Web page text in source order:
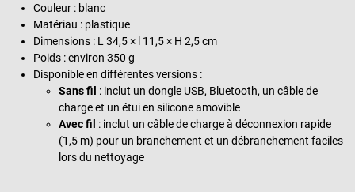
Couleur : blanc
Matériau : plastique
Dimensions : L 34,5 × l 11,5 × H 2,5 cm
Poids : environ 350 g
Disponible en différentes versions :
Sans fil : inclut un dongle USB, Bluetooth, un câble de
charge et un étui en silicone amovible
Avec fil : inclut un câble de charge à déconnexion rapide
(1,5 m) pour un branchement et un débranchement faciles
lors du nettoyage